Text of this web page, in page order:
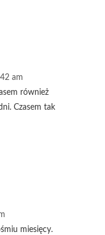
am
również
Czasem tak
miesięcy.